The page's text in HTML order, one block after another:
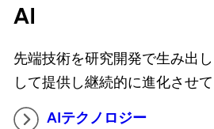
AI
先端技術を研究開発で生み出
して提供し継続的に進化させて
AIテクノロジー